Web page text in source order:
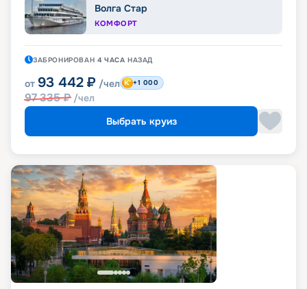
Волга Стар
КОМФОРТ
ЗАБРОНИРОВАН 4 ЧАСА НАЗАД
от 93 442 ₽ /чел
97 335₽ /чел
+1 000
Выбрать круиз